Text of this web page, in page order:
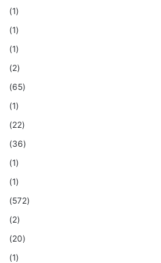
(1)
(1)
(1)
(2)
(65)
(1)
(22)
(36)
(1)
(1)
(572)
(2)
(20)
(1)